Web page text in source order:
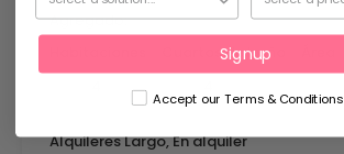
Agregado: 18 de mayo de 2026
Cuartos de baño
Alquileres Largo, En alquiler
Signup
Accept our Terms & Conditions